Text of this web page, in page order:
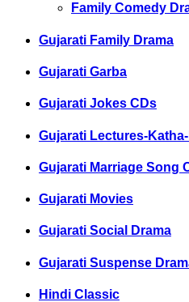
Family Comedy
Gujarati Family Drama
Gujarati Garba
Gujarati Jokes CDs
Gujarati Lectures-
Gujarati Marriage Song
Gujarati Movies
Gujarati Social Drama
Gujarati Suspense
Hindi Classic